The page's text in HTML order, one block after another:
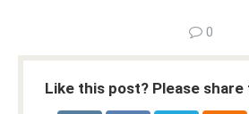
0
Like this post? Please